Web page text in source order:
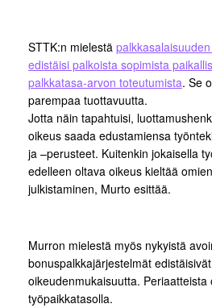
STTK:n mielestä
edistäisi palkoista sopimista
palkkatasa-arvon toteutumista. Se
parempaa tuottavuutta.
Jotta näin tapahtuisi,
oikeus saada edustamiensa
ja –perusteet. Kuitenkin jokaisella
edelleen oltava oikeus kieltää
julkistaminen, Murto esittää.
Murron mielestä myös nykyistä
bonuspalkkajärjestelmät
oikeudenmukaisuutta. Periaatteista
työpaikkatasolla.